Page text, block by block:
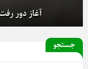
آغاز دور
جستجو